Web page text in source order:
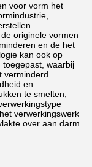
voor vorm het
originele vormen
en de het
kan ook op
waarbij
en
te smelten,
verwerkingswerk
over aan darm.